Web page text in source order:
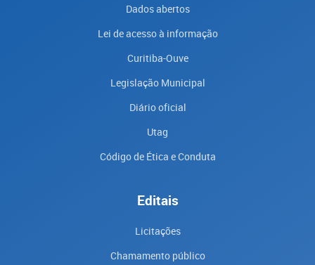
Dados abertos
Lei de acesso à informação
Curitiba-Ouve
Legislação Municipal
Diário oficial
Utag
Código de Ética e Conduta
Editais
Licitações
Chamamento público